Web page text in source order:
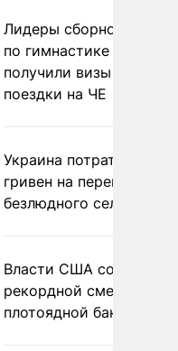
Лидеры сборной
по гимнастике не
получили визы для
поездки на ЧЕ
Украина потратила 1
гривен на
безлюдного села
Власти США сообщили
рекордной смертности
плотоядной бактерии